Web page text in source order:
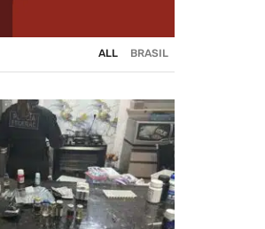
ALL BRASIL